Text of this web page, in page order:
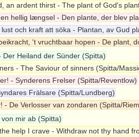
an ardent thirst - The plant of God's
hellig længsel - Den plante, der blev
och kraft att söka - Plantan, av Gud
't vruchtbaar hopen - De plant,
Der Heiland der Sünder (Spitta)
- The Saviour of sinners (Spitta/
- Synderens Frelser (Spitta/Reventlow)
Frälsare (Spitta/Lundberg)
- De Verlosser van zondaren (Spitta/
mir ab (Spitta)
help I crave - Withdraw not thy hand